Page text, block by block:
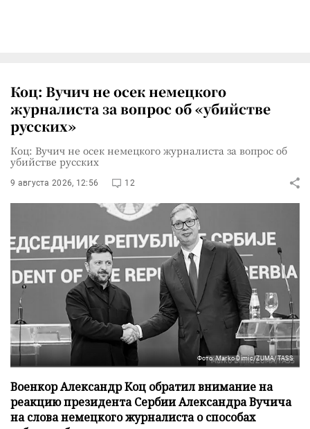
Коц: Вучич не осек немецкого
журналиста за вопрос об «убийстве
русских»
Коц: Вучич не осек немецкого журналиста за вопрос об
убийстве русских
9 августа 2026, 12:56 12
Фото: Marko Dimic/ZUMA/TASS
Военкор Александр Коц обратил внимание на
реакцию президента Сербии Александра Вучича
на слова немецкого журналиста о способах